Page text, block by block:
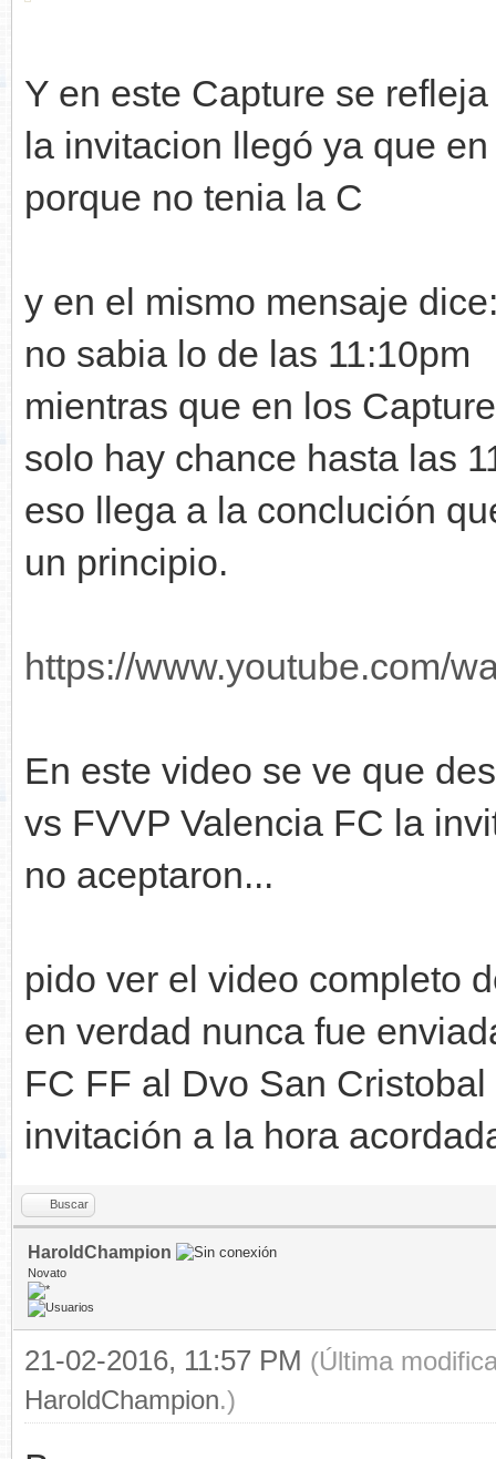
Y en este Capture se
la invitacion llegó ya que
porque no tenia la C
y en el mismo mensaje
no sabia lo de las 11:10pm
mientras que en los
solo hay chance hasta las
eso llega a la conclución
un principio.
https://www.youtube.com/
En este video se ve que
vs FVVP Valencia FC la
no aceptaron...
pido ver el video completo
en verdad nunca fue
FC FF al Dvo San
invitación a la hora
Buscar
HaroldChampion
Novato
21-02-2016, 11:57 PM (Última
HaroldChampion.)